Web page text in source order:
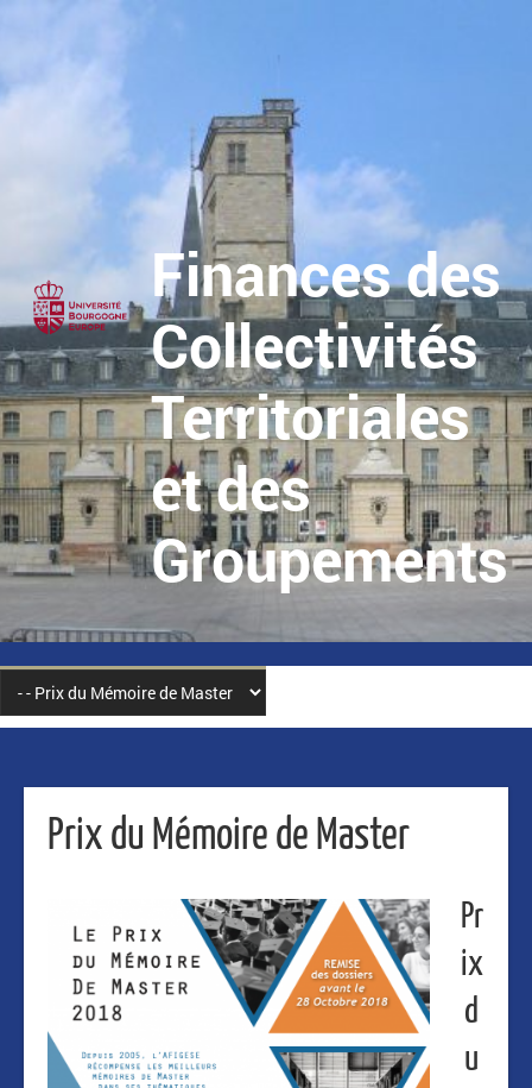
Finances des
Collectivités
Territoriales
et des
Groupements
Prix du Mémoire de Master
Pr
ix
d
u